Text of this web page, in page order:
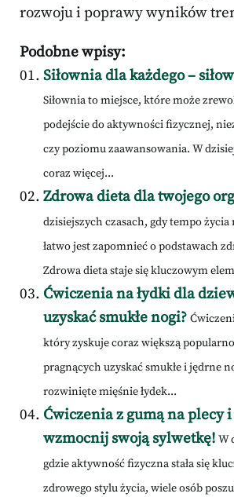
rozwoju i poprawy wyników
Podobne wpisy:
Siłownia dla każdego –
Siłownia to miejsce, które może
podejście do aktywności fizycznej,
czy poziomu zaawansowania. W
coraz więcej...
Zdrowa dieta dla twojego
dzisiejszych czasach, gdy tempo
łatwo jest zapomnieć o podstawach
Zdrowa dieta staje się kluczowym
Ćwiczenia na łydki dla
uzyskać smukłe nogi?
który zyskuje coraz większą
pragnących uzyskać smukłe i jędrne
rozwinięte mięśnie łydek...
Ćwiczenia z gumą na plecy
wzmocnij swoją sylwetkę! W
gdzie aktywność fizyczna stała się
zdrowego stylu życia, wiele osób